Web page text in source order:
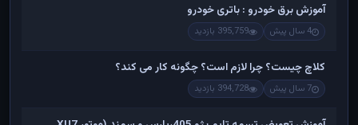
آموزش برق خودرو : باتری خودرو
4 سال پیش 395,759 بازدید
کلاچ چیست؟ چرا لازم است؟ چگونه کار می کند؟
7 سال پیش 394,728 بازدید